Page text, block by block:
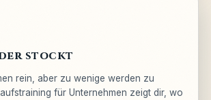
stockt
rein, aber zu wenige werden zu
für Unternehmen zeigt dir, wo